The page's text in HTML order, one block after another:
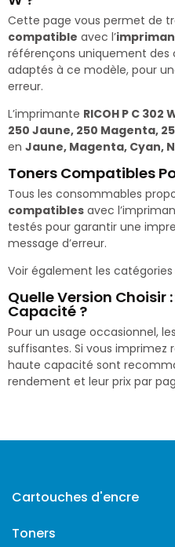
Cette page vous permet de
compatible avec l’
référençons uniquement
adaptés à ce modèle, pour
erreur.
L’imprimante RICOH P C 302
250 Jaune, 250 Magenta,
en Jaune, Magenta, Cyan,
Toners Compatibles
Tous les consommables
compatibles avec
testés pour garantir une
message d’erreur.
Voir également les
Quelle Version Choisir
Capacité ?
Pour un usage occasionnel,
suffisantes. Si vous imprimez
haute capacité sont
rendement et leur prix par
Cartouches d'encre
Toners